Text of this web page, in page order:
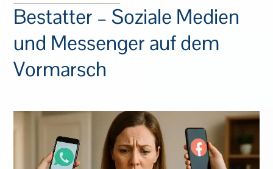
Bestatter – Soziale Medien
und Messenger auf dem
Vormarsch